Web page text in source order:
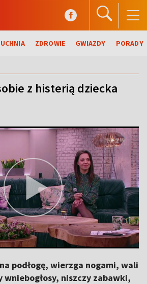
ZDROWIE GWIAZDY PORADY
z histerią dziecka
podłogę, wierzga nogami, wali
wniebogłosy, niszczy zabawki,